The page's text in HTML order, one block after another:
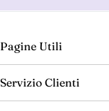
Pagine Utili
Servizio Clienti